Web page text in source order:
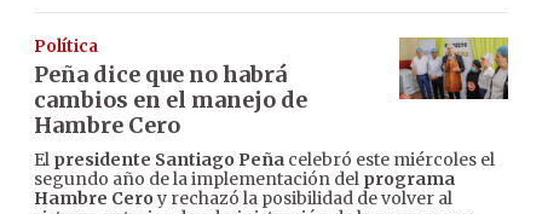
Política
Peña dice que no habrá
cambios en el manejo de
Hambre Cero
El presidente Santiago Peña celebró este miércoles el
segundo año de la implementación del programa
Hambre Cero y rechazó la posibilidad de volver al